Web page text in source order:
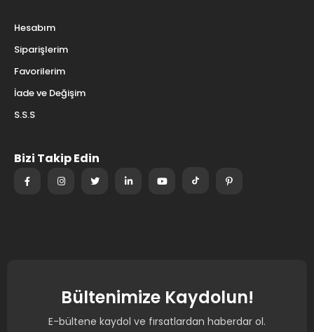
Hesabım
Siparişlerim
Favorilerim
İade ve Değişim
S.S.S
Bizi Takip Edin
Bültenimize Kaydolun!
E-bültene kaydol ve fırsatlardan haberdar ol.